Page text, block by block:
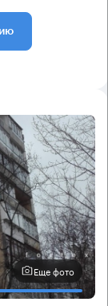
Еще фото